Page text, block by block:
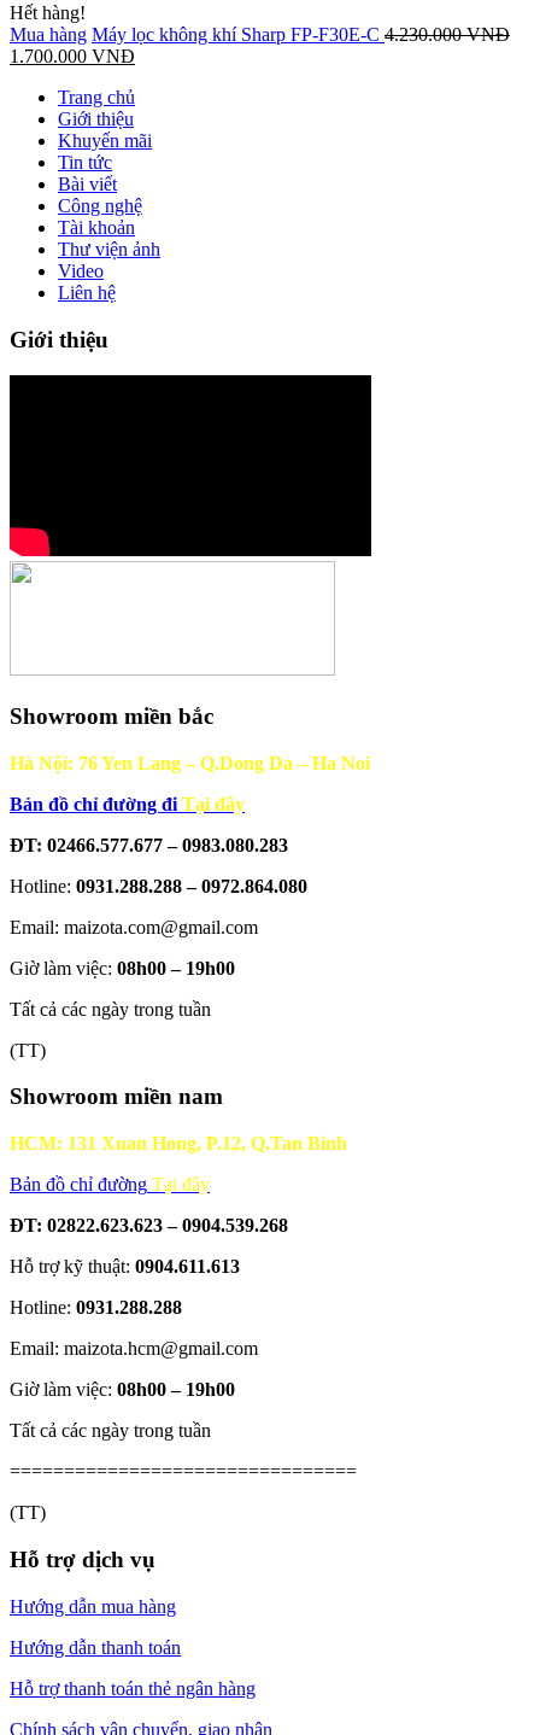
Hết hàng!
Mua hàng Máy lọc không khí Sharp FP-F30E-C 4.230.000VNĐ
1.700.000 VNĐ
Trang chủ
Giới thiệu
Khuyến mãi
Tin tức
Bài viết
Công nghệ
Tài khoản
Thư viện ảnh
Video
Liên hệ
Giới thiệu
Showroom miền bắc
Hà Nội: 76 Yen Lang – Q.Dong Da – Ha Noi
Bản đồ chỉ đường đi Tại đây
ĐT: 02466.577.677 – 0983.080.283
Hotline: 0931.288.288 – 0972.864.080
Email: maizota.com@gmail.com
Giờ làm việc: 08h00 – 19h00
Tất cả các ngày trong tuần
(TT)
Showroom miền nam
HCM: 131 Xuan Hong, P.12, Q.Tan Binh
Bản đồ chỉ đường Tại đây
ĐT: 02822.623.623 – 0904.539.268
Hỗ trợ kỹ thuật: 0904.611.613
Hotline: 0931.288.288
Email: maizota.hcm@gmail.com
Giờ làm việc: 08h00 – 19h00
Tất cả các ngày trong tuần
================================
(TT)
Hỗ trợ dịch vụ
Hướng dẫn mua hàng
Hướng dẫn thanh toán
Hỗ trợ thanh toán thẻ ngân hàng
Chính sách vận chuyển, giao nhận